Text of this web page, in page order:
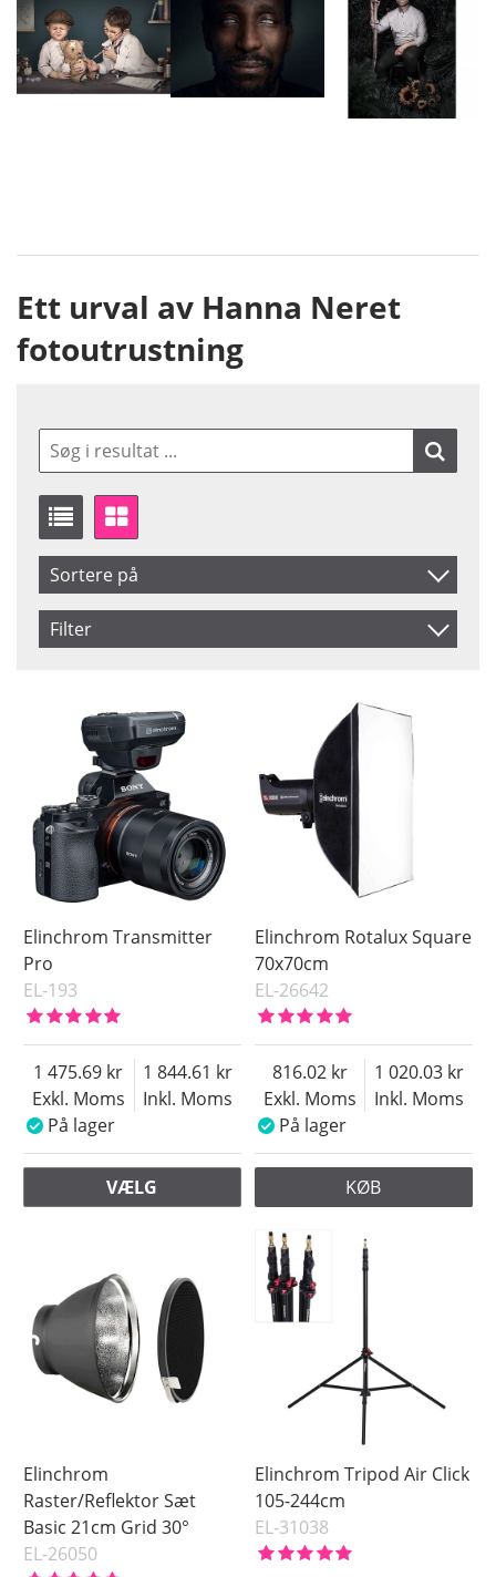
Ett urval av Hanna Neret
fotoutrustning
Sortere på
Produkt Nr.
Filter
Pris
Elinchrom Transmitter
Pro
EL-193
Exkl. Moms
1 475.69
Inkl. Moms
1 844.61
På lager
VÆLG
Elinchrom Rotalux Square
70x70cm
EL-26642
Exkl. Moms
816.02
Inkl. Moms
1 020.03
På lager
KØB
Elinchrom
Raster/Reflektor Sæt
Basic 21cm Grid 30°
EL-26050
Elinchrom Tripod Air Click
105-244cm
EL-31038